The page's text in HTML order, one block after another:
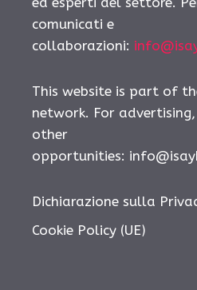
comunicati e
collaborazioni:
This website is part of
network. For
other
opportunities:
Dichiarazione sulla
Cookie Policy (UE)